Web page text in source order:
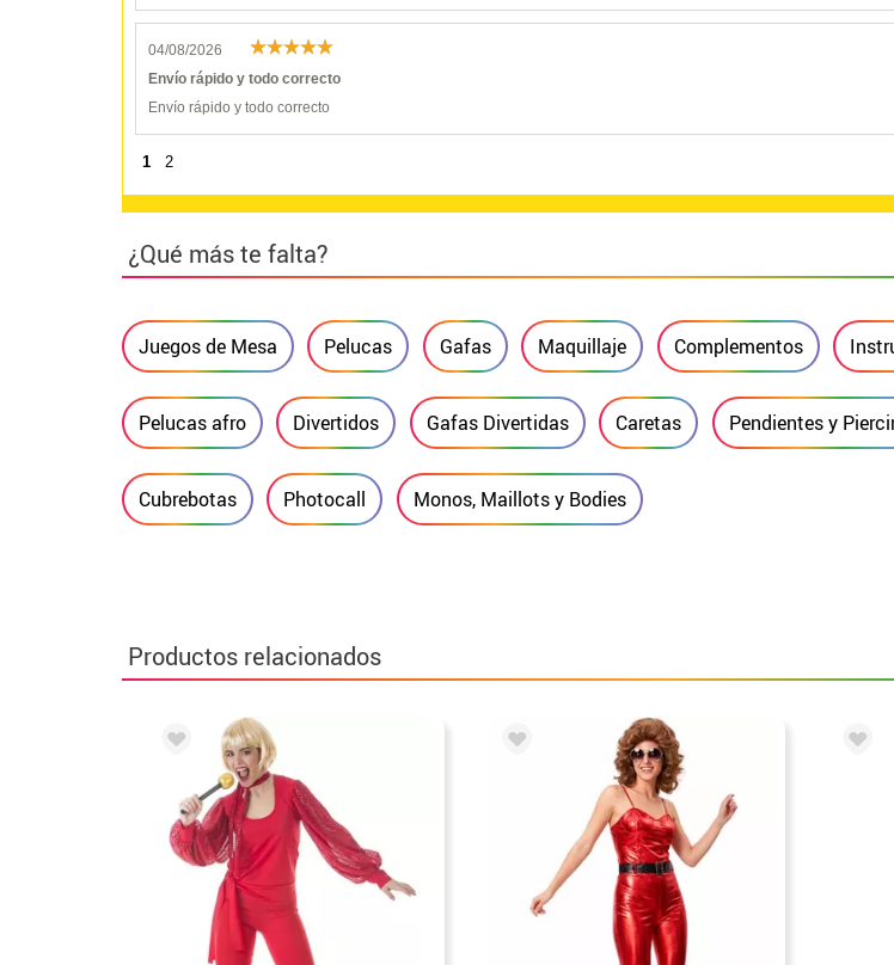
04/08/2026
Envío rápido y todo correcto
Envío rápido y todo correcto
1 2
¿Qué más te falta?
Juegos de Mesa Pelucas Gafas Maquillaje Complementos
Pelucas afro Divertidos Gafas Divertidas Caretas Pendientes y
Cubrebotas Photocall Monos, Maillots y Bodies
Productos relacionados